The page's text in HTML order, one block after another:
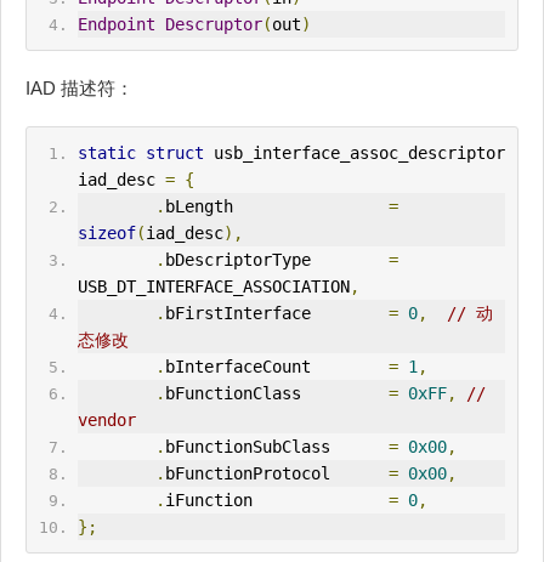
Endpoint
Descruptor(out)
IAD 描述符：
static struct usb_interface_assoc_descriptor
iad_desc = {
. bLength =
sizeof(iad_desc),
. bDescriptorType =
USB_DT_INTERFACE_ASSOCIATION,
. bFirstInterface = 0,
// 动
态修改
. bInterfaceCount = 1 ,
. bFunctionClass = 0xFF,
//
vendor
. bFunctionSubClass = 0x00,
. bFunctionProtocol = 0x00,
. iFunction = 0,
};